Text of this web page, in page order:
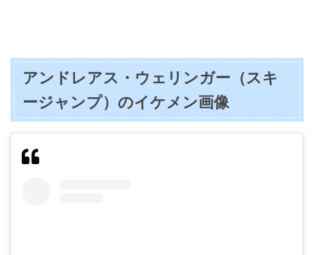
アンドレアス・ウェリンガー（スキ
ージャンプ）のイケメン画像